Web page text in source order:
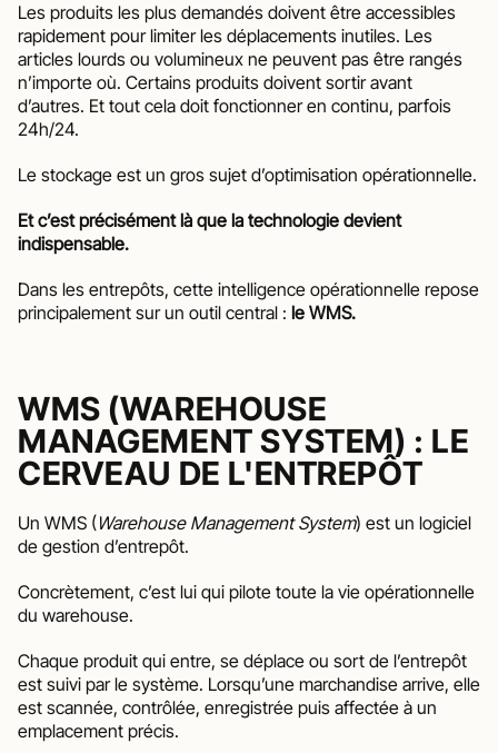
Les produits les plus demandés doivent être accessibles
rapidement pour limiter les déplacements inutiles. Les
articles lourds ou volumineux ne peuvent pas être rangés
n’importe où. Certains produits doivent sortir avant
d’autres. Et tout cela doit fonctionner en continu, parfois
24h/24.
Le stockage est un gros sujet d’optimisation opérationnelle.
Et c’est précisément là que la technologie devient
indispensable.
Dans les entrepôts, cette intelligence opérationnelle repose
principalement sur un outil central : le WMS.
WMS (WAREHOUSE
MANAGEMENT SYSTEM) : LE
CERVEAU DE L'ENTREPÔT
Un WMS (Warehouse Management System) est un logiciel
de gestion d’entrepôt.
Concrètement, c’est lui qui pilote toute la vie opérationnelle
du warehouse.
Chaque produit qui entre, se déplace ou sort de l’entrepôt
est suivi par le système. Lorsqu’une marchandise arrive, elle
est scannée, contrôlée, enregistrée puis affectée à un
emplacement précis.